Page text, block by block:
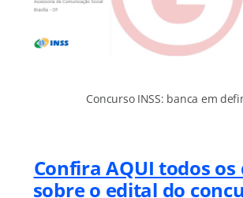
Concurso INSS: banca em
Confira AQUI todos
sobre o edital do